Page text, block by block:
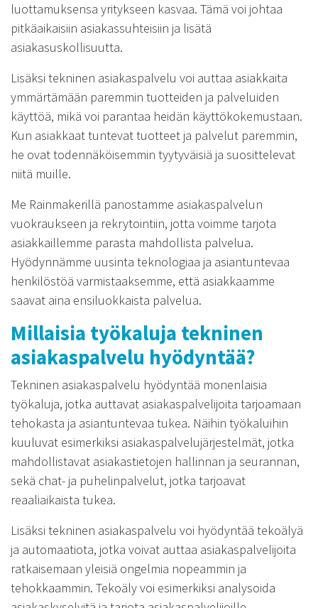
luottamuksensa yritykseen kasvaa. Tämä voi johtaa
pitkäaikaisiin asiakassuhteisiin ja lisätä
asiakasuskollisuutta.
Lisäksi tekninen asiakaspalvelu voi auttaa asiakkaita
ymmärtämään paremmin tuotteiden ja palveluiden
käyttöä, mikä voi parantaa heidän käyttökokemustaan.
Kun asiakkaat tuntevat tuotteet ja palvelut paremmin,
he ovat todennäköisemmin tyytyväisiä ja suosittelevat
niitä muille.
Me Rainmakerillä panostamme asiakaspalvelun
vuokraukseen ja rekrytointiin, jotta voimme tarjota
asiakkaillemme parasta mahdollista palvelua.
Hyödynnämme uusinta teknologiaa ja asiantuntevaa
henkilöstöä varmistaaksemme, että asiakkaamme
saavat aina ensiluokkaista palvelua.
Millaisia työkaluja tekninen
asiakaspalvelu hyödyntää?
Tekninen asiakaspalvelu hyödyntää monenlaisia
työkaluja, jotka auttavat asiakaspalvelijoita tarjoamaan
tehokasta ja asiantuntevaa tukea. Näihin työkaluihin
kuuluvat esimerkiksi asiakaspalvelujärjestelmät, jotka
mahdollistavat asiakastietojen hallinnan ja seurannan,
sekä chat- ja puhelinpalvelut, jotka tarjoavat
reaaliaikaista tukea.
Lisäksi tekninen asiakaspalvelu voi hyödyntää tekoälyä
ja automaatiota, jotka voivat auttaa asiakaspalvelijoita
ratkaisemaan yleisiä ongelmia nopeammin ja
tehokkaammin. Tekoäly voi esimerkiksi analysoida